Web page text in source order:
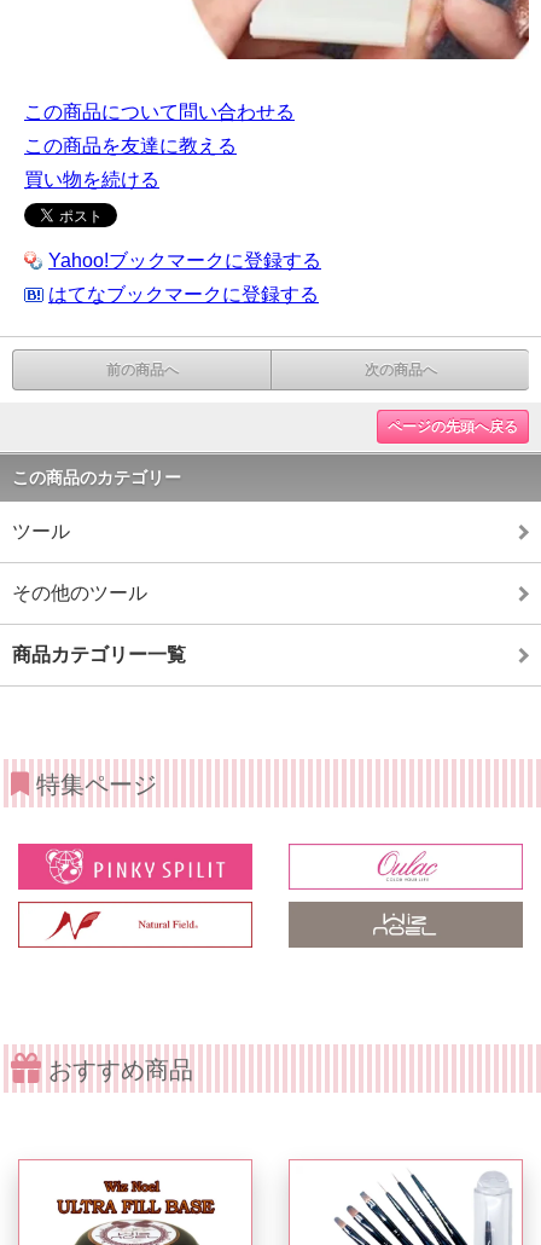
この商品について問い合わせる
この商品を友達に教える
買い物を続ける
Yahoo!ブックマークに登録する
はてなブックマークに登録する
前の商品へ 次の商品へ
ページの先頭へ戻る
この商品のカテゴリー
ツール
その他のツール
商品カテゴリー一覧